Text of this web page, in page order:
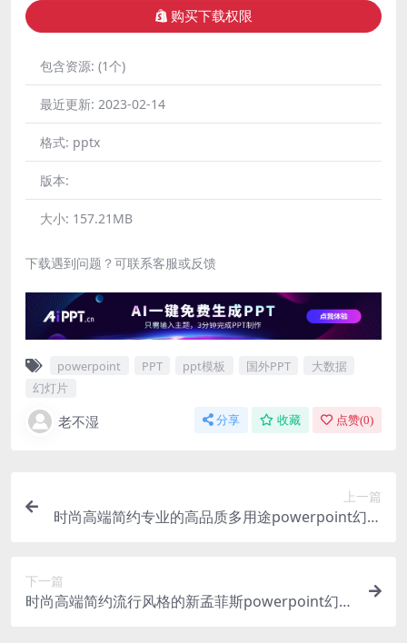
购买下载权限
包含资源: (1个)
最近更新: 2023-02-14
格式: pptx
版本:
大小: 157.21MB
下载遇到问题？可联系客服或反馈
powerpoint PPT ppt模板 国外PPT
大数据
幻灯片
老不湿 分享 收藏 点赞(0)
上一篇
时尚高端简约专业的高品质多用途powerpoint幻灯
下一篇
时尚高端简约流行风格的新孟菲斯powerpoint幻灯